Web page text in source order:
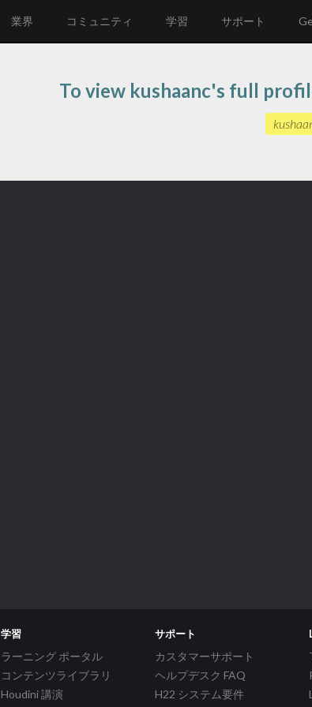
業界 コミュニティ 学習 サポート
To view kushaanc's full
学習
ラーニング ポータル
コンテンツライブラリ
Houdini 講演
サポート
カスタマーサポート
ヘルプデスク FAQ
H22 システム要件